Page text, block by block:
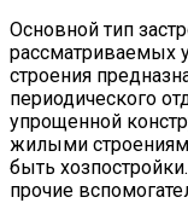
Основной тип
рассматриваемых
строения
периодического
упрощенной
жилыми
быть
прочие